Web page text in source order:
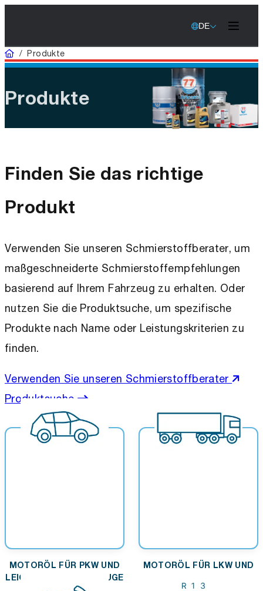
DE
Startseite
/Produkte
Produkte
Finden Sie das richtige
Produkt
Verwenden Sie unseren Schmierstoffberater, um
maßgeschneiderte Schmierstoffempfehlungen
basierend auf Ihrem Fahrzeug zu erhalten. Oder
nutzen Sie die Produktsuche, um spezifische
Produkte nach Name oder Leistungskriterien zu
finden.
Verwenden Sie unseren Schmierstoffberater
Produktsuche
MOTORÖL FÜR PKW UND
LEICHTE NUTZFAHRZEUGE
MOTORÖL FÜR LKW UND